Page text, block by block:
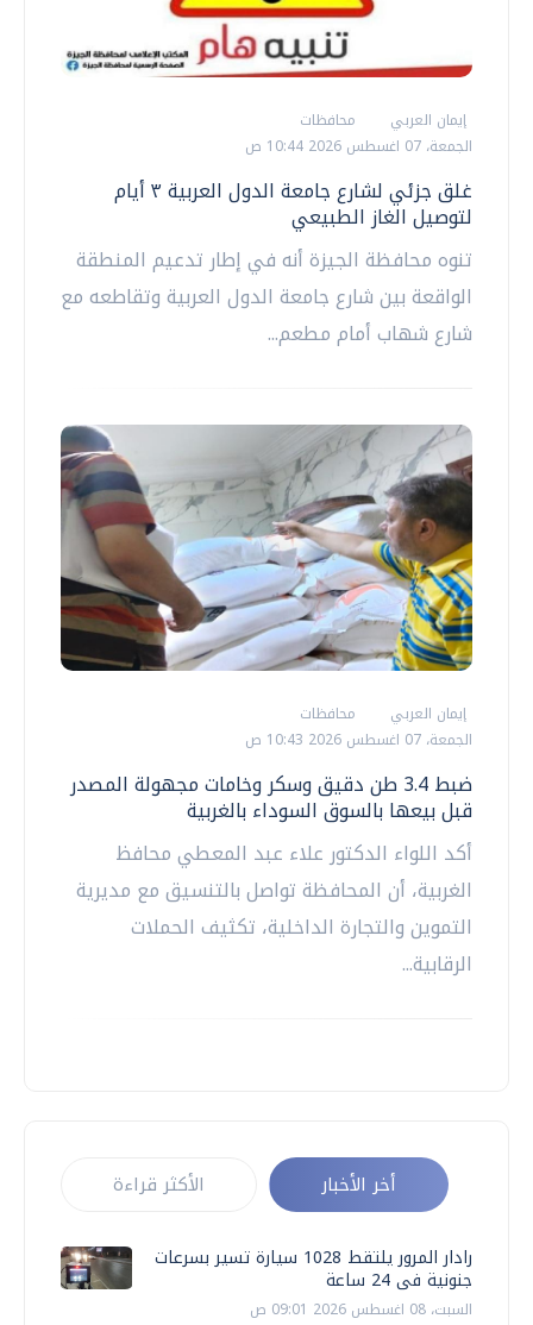
إيمان العربي
محافظات
الجمعة، 07 اغسطس 2026 10:44 ص
غلق جزئي لشارع جامعة الدول العربية ٣ أيام
لتوصيل الغاز الطبيعي
تنوه محافظة الجيزة أنه في إطار تدعيم المنطقة
الواقعة بين شارع جامعة الدول العربية وتقاطعه مع
شارع شهاب أمام مطعم...
إيمان العربي
محافظات
الجمعة، 07 اغسطس 2026 10:43 ص
ضبط 3.4 طن دقيق وسكر وخامات مجهولة المصدر
قبل بيعها بالسوق السوداء بالغربية
أكد اللواء الدكتور علاء عبد المعطي محافظ
الغربية، أن المحافظة تواصل بالتنسيق مع مديرية
التموين والتجارة الداخلية، تكثيف الحملات
الرقابية...
أخر الأخبار الأكثر قراءة
رادار المرور يلتقط 1028 سيارة تسير بسرعات
جنونية فى 24 ساعة
السبت، 08 اغسطس 2026 09:01 ص